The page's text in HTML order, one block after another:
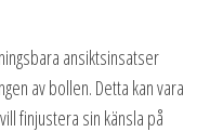
ansiktsinsatser
av bollen. Detta kan vara
finjustera sin känsla på